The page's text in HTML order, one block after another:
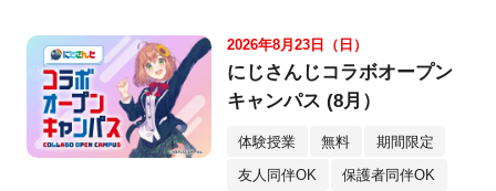
2026年8月23日（日）
にじさんじコラボオープン
キャンパス (8月）
体験授業 無料 期間限定
友人同伴OK 保護者同伴OK